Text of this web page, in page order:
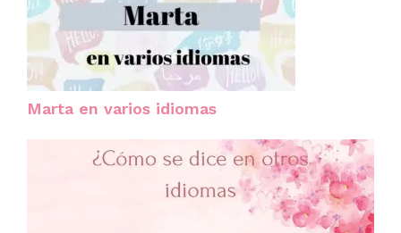
Marta en varios idiomas